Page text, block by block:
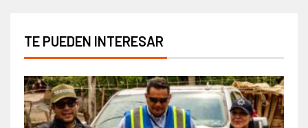
TE PUEDEN INTERESAR